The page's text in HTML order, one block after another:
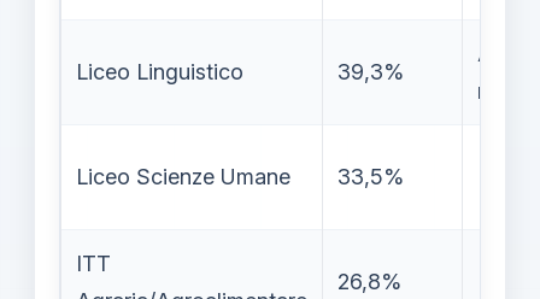
Liceo Linguistico 39,3%
Liceo Scienze Umane 33,5%
ITT
26,8%